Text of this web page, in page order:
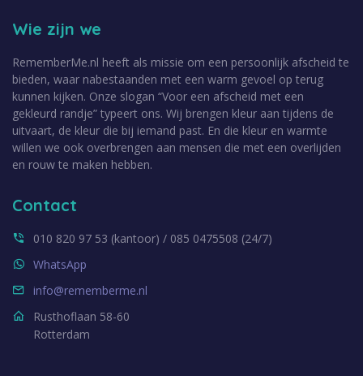
Contact
010 820 97 53 (kantoor) / 085 0475508 (24/7)
WhatsApp
info@rememberme.nl
Rusthoflaan 58-60
Rotterdam
Wie zijn we
RememberMe.nl heeft als missie om een persoonlijk afscheid te
bieden, waar nabestaanden met een warm gevoel op terug
kunnen kijken. Onze slogan “Voor een afscheid met een
gekleurd randje” typeert ons. Wij brengen kleur aan tijdens de
uitvaart, de kleur die bij iemand past. En die kleur en warmte
willen we ook overbrengen aan mensen die met een overlijden
en rouw te maken hebben.